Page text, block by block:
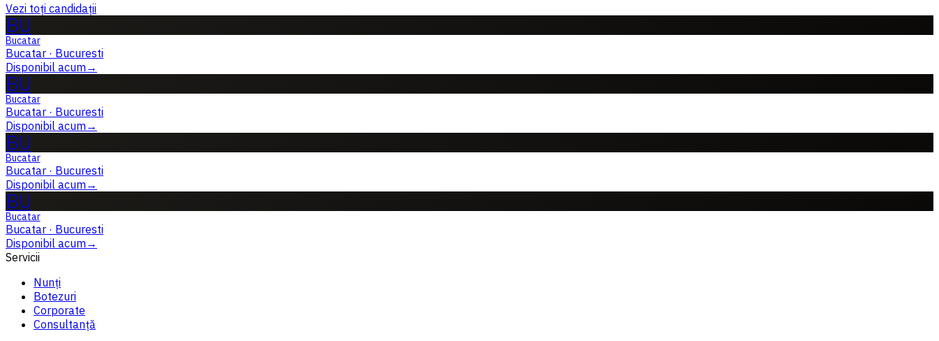
Vezi toți candidații
BU
Bucatar
Bucatar · Bucuresti
Disponibil acum→
BU
Bucatar
Bucatar · Bucuresti
Disponibil acum→
BU
Bucatar
Bucatar · Bucuresti
Disponibil acum→
BU
Bucatar
Bucatar · Bucuresti
Disponibil acum→
Servicii
Nunți
Botezuri
Corporate
Consultanță